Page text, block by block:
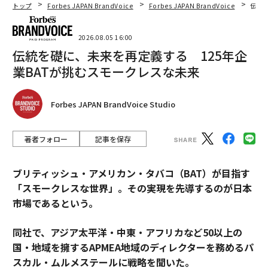
トップ Forbes JAPAN BrandVoice Forbes JAPAN BrandVoice 伝統
2026.08.05 16:00
伝統を礎に、未来を再定義する 125年企
業BATが挑むスモークレスな未来
Forbes JAPAN BrandVoice Studio
著者フォロー 記事を保存
ブリティッシュ・アメリカン・タバコ（BAT）が目指す
「スモークレスな世界」。その実現を先導するのが日本
市場であるという。
同社で、アジア太平洋・中東・アフリカなど50以上の
国・地域を擁するAPMEA地域のディレクターを務めるパ
スカル・ムルメステールに戦略を聞いた。